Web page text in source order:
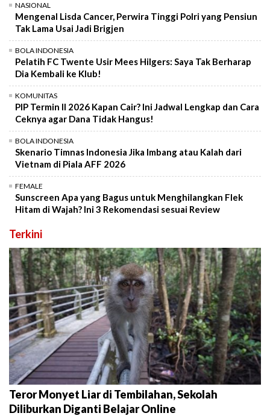
NASIONAL
Mengenal Lisda Cancer, Perwira Tinggi Polri yang Pensiun
Tak Lama Usai Jadi Brigjen
BOLA INDONESIA
Pelatih FC Twente Usir Mees Hilgers: Saya Tak Berharap
Dia Kembali ke Klub!
KOMUNITAS
PIP Termin II 2026 Kapan Cair? Ini Jadwal Lengkap dan Cara
Ceknya agar Dana Tidak Hangus!
BOLA INDONESIA
Skenario Timnas Indonesia Jika Imbang atau Kalah dari
Vietnam di Piala AFF 2026
FEMALE
Sunscreen Apa yang Bagus untuk Menghilangkan Flek
Hitam di Wajah? Ini 3 Rekomendasi sesuai Review
Terkini
Teror Monyet Liar di Tembilahan, Sekolah
Diliburkan Diganti Belajar Online